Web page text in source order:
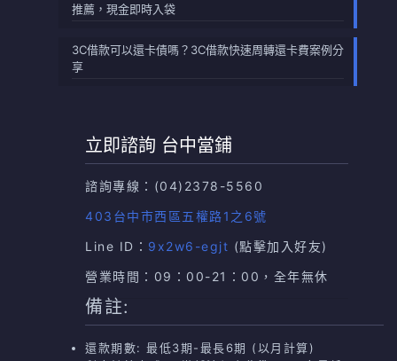
推薦，現金即時入袋
3C借款可以還卡債嗎？3C借款快速周轉還卡費案例分
享
立即諮詢 台中當鋪
諮詢專線： (04)2378-5560
403台中市西區五權路1之6號
Line ID： 9x2w6-egjt (點擊加入好友)
營業時間：09：00-21：00，全年無休
備註:
還款期數: 最低3期-最長6期 (以月計算)